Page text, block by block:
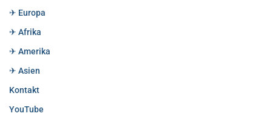
✈ Europa
✈ Afrika
✈ Amerika
✈ Asien
Kontakt
YouTube